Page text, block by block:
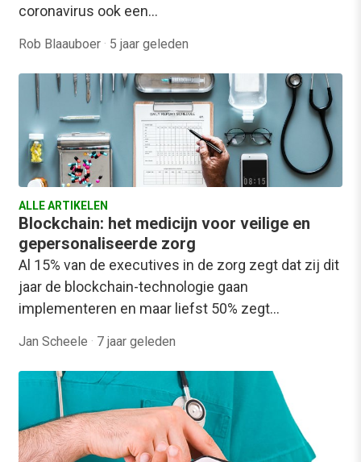
coronavirus ook een…
Rob Blaauboer · 5 jaar geleden
ALLE ARTIKELEN
Blockchain: het medicijn voor veilige en
gepersonaliseerde zorg
Al 15% van de executives in de zorg zegt dat zij dit
jaar de blockchain-technologie gaan
implementeren en maar liefst 50% zegt…
Jan Scheele · 7 jaar geleden